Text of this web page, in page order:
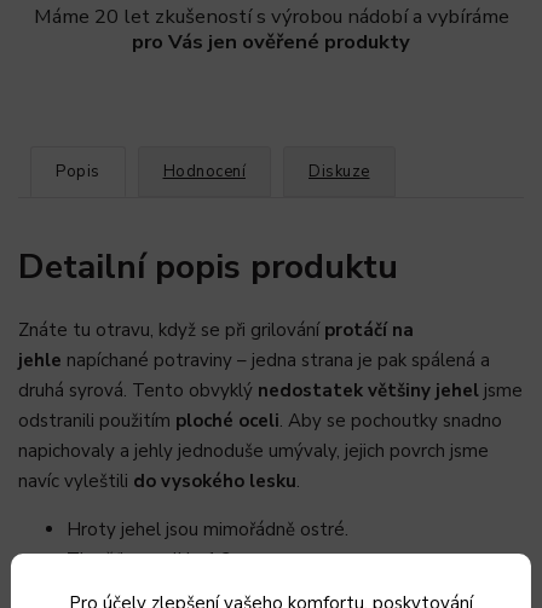
Pro účely zlepšení vašeho komfortu, poskytování
Máme 20 let zkušeností s výrobou nádobí a vybíráme
pro Vás jen ověřené produkty
Popis Hodnocení Diskuze
Detailní popis produktu
Znáte tu otravu, když se při grilování protáčí na
jehle napíchané potraviny – jedna strana je pak spálená a
druhá syrová. Tento obvyklý nedostatek většiny jehel jsme
odstranili použitím ploché oceli. Aby se pochoutky snadno
napichovaly a jehly jednoduše umývaly, jejich povrch jsme
navíc vyleštili do vysokého lesku.
Hroty jehel jsou mimořádně ostré.
Tloušťka oceli je 1,2 mm.
Šířka jehly je 5 mm.